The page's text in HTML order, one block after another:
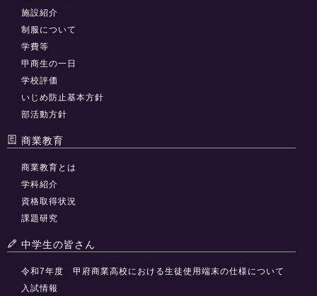
施設紹介
制服について
学費等
甲商生の一日
学校評価
いじめ防止基本方針
部活動方針
商業教育
商業教育とは
学科紹介
資格取得状況
課題研究
中学生の皆さん
令和7年度 甲府商業高校における生徒使用端末の仕様について
入試情報